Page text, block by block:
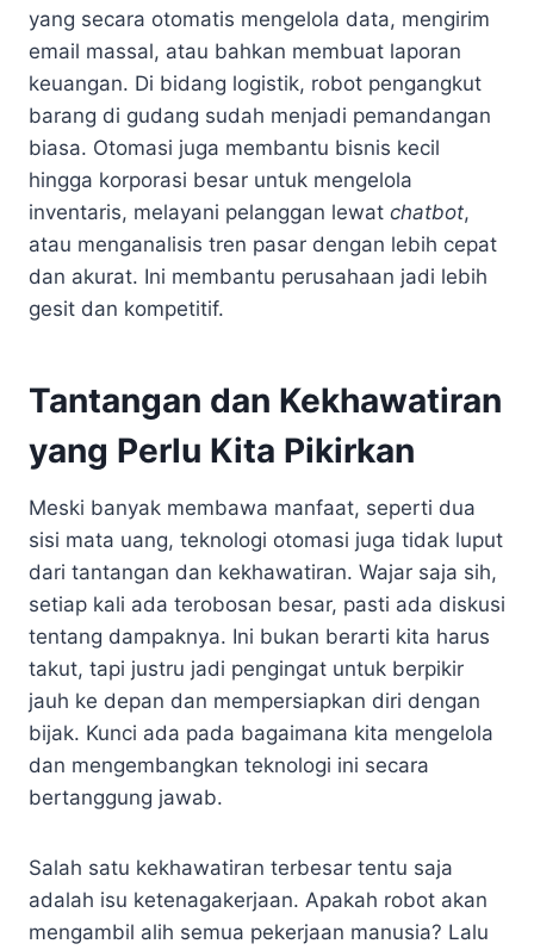
yang secara otomatis mengelola data, mengirim
email massal, atau bahkan membuat laporan
keuangan. Di bidang logistik, robot pengangkut
barang di gudang sudah menjadi pemandangan
biasa. Otomasi juga membantu bisnis kecil
hingga korporasi besar untuk mengelola
inventaris, melayani pelanggan lewat chatbot,
atau menganalisis tren pasar dengan lebih cepat
dan akurat. Ini membantu perusahaan jadi lebih
gesit dan kompetitif.
Tantangan dan Kekhawatiran
yang Perlu Kita Pikirkan
Meski banyak membawa manfaat, seperti dua
sisi mata uang, teknologi otomasi juga tidak luput
dari tantangan dan kekhawatiran. Wajar saja sih,
setiap kali ada terobosan besar, pasti ada diskusi
tentang dampaknya. Ini bukan berarti kita harus
takut, tapi justru jadi pengingat untuk berpikir
jauh ke depan dan mempersiapkan diri dengan
bijak. Kunci ada pada bagaimana kita mengelola
dan mengembangkan teknologi ini secara
bertanggung jawab.
Salah satu kekhawatiran terbesar tentu saja
adalah isu ketenagakerjaan. Apakah robot akan
mengambil alih semua pekerjaan manusia? Lalu